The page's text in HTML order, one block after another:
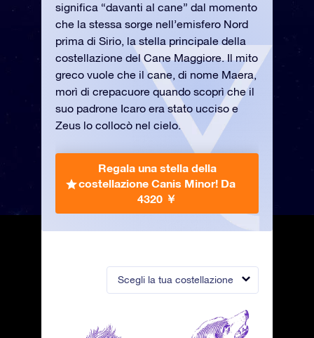
Scegli la tua costellazione
significa “davanti al cane” dal momento
che la stessa sorge nell’emisfero Nord
prima di Sirio, la stella principale della
costellazione del Cane Maggiore. Il mito
greco vuole che il cane, di nome Maera,
morì di crepacuore quando scoprì che il
suo padrone Icaro era stato ucciso e
Zeus lo collocò nel cielo.
Regala una stella della
costellazione Canis Minor! Da
4320 ￥